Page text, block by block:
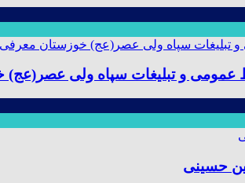
عمومی و تبلیغات سپاه ولی
حسینی